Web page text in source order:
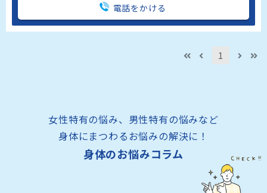
電話をかける
1
女性特有の悩み、男性特有の悩みなど
身体にまつわるお悩みの解決に！
身体のお悩みコラム